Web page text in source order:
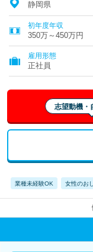
静岡県
初年度年収
350万～450万円
雇用形態
正社員
志望動機・
業種未経験OK 女性のお